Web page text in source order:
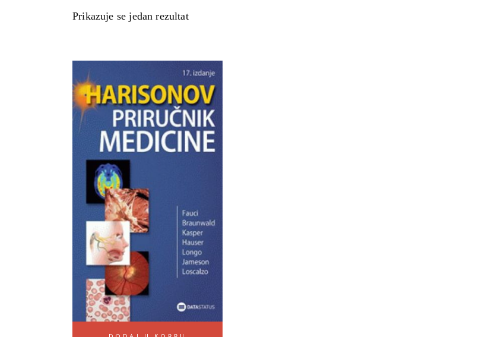
Prikazuje se jedan rezultat